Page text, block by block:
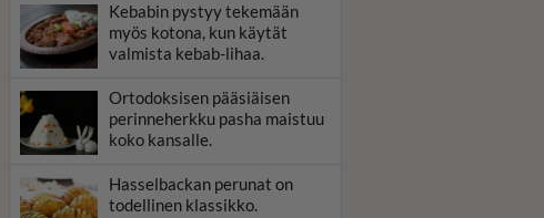
Kebabin pystyy tekemään
myös kotona, kun käytät
valmista kebab-lihaa.
Ortodoksisen pääsiäisen
perinneherkku pasha maistuu
koko kansalle.
Hasselbackan perunat on
todellinen klassikko.